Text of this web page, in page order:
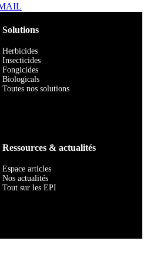
Solutions
Herbicides
Insecticides
Fongicides
Biologicals
Toutes nos solutions
Ressources & actualités
Espace articles
Nos actualités
Tout sur les EPI